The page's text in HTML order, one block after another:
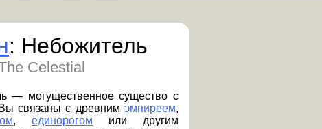
: Небожитель
Celestial
— могущественное существо с
связаны с древним эмпиреем,
, единорогом или другим